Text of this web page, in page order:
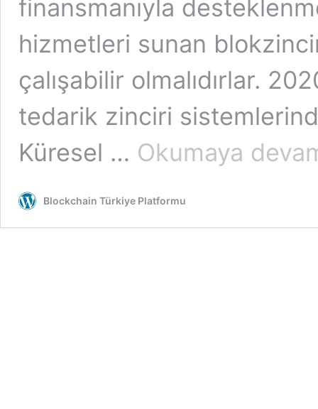
finansmanıyla
hizmetleri sunan
çalışabilir olmalıdırlar.
tedarik zinciri
Küresel … Okumaya
Blockchain Türkiye Platformu